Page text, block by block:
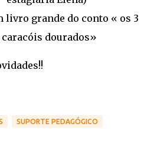
livro grande do conto « os 3
dourados»
SUPORTE PEDAGÓGICO